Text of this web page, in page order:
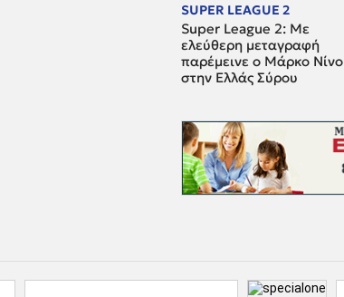
SUPER LEAGUE 2
Super League 2: Mε
ελεύθερη μεταγραφή
παρέμεινε ο Μάρκο Νίνο
στην Ελλάς Σύρου